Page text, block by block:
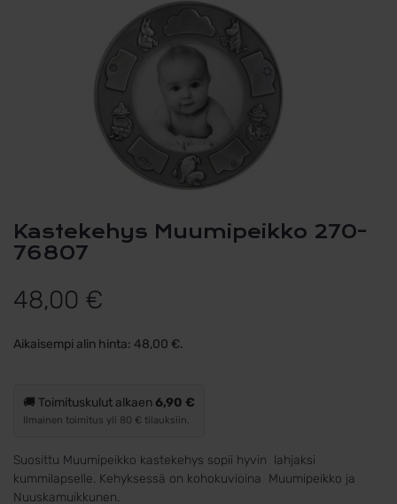
Kastekehys Muumipeikko 270-
76807
48,00 €
Aikaisempi alin hinta: 48,00 €.
🚚 Toimituskulut alkaen6,90 €
Ilmainen toimitus yli 80 € tilauksiin.
Suosittu Muumipeikko kastekehys sopii hyvin lahjaksi
kummilapselle. Kehyksessä on kohokuvioina Muumipeikko ja
Nuuskamuikkunen.